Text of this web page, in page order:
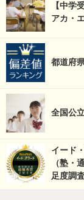
【中学
アカ・
都道府
全国公
イード
（塾・
足度調査